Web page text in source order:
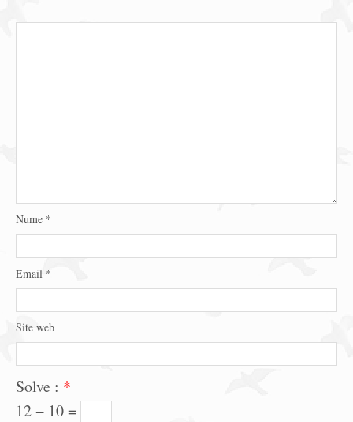
Nume *
Email *
Site web
Solve : *
12 − 10 =